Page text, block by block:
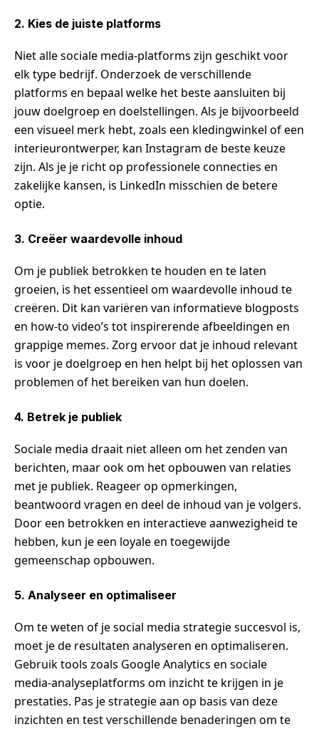
2. Kies de juiste platforms
Niet alle sociale media-platforms zijn geschikt voor
elk type bedrijf. Onderzoek de verschillende
platforms en bepaal welke het beste aansluiten bij
jouw doelgroep en doelstellingen. Als je bijvoorbeeld
een visueel merk hebt, zoals een kledingwinkel of een
interieurontwerper, kan Instagram de beste keuze
zijn. Als je je richt op professionele connecties en
zakelijke kansen, is LinkedIn misschien de betere
optie.
3. Creëer waardevolle inhoud
Om je publiek betrokken te houden en te laten
groeien, is het essentieel om waardevolle inhoud te
creëren. Dit kan variëren van informatieve blogposts
en how-to video’s tot inspirerende afbeeldingen en
grappige memes. Zorg ervoor dat je inhoud relevant
is voor je doelgroep en hen helpt bij het oplossen van
problemen of het bereiken van hun doelen.
4. Betrek je publiek
Sociale media draait niet alleen om het zenden van
berichten, maar ook om het opbouwen van relaties
met je publiek. Reageer op opmerkingen,
beantwoord vragen en deel de inhoud van je volgers.
Door een betrokken en interactieve aanwezigheid te
hebben, kun je een loyale en toegewijde
gemeenschap opbouwen.
5. Analyseer en optimaliseer
Om te weten of je social media strategie succesvol is,
moet je de resultaten analyseren en optimaliseren.
Gebruik tools zoals Google Analytics en sociale
media-analyseplatforms om inzicht te krijgen in je
prestaties. Pas je strategie aan op basis van deze
inzichten en test verschillende benaderingen om te